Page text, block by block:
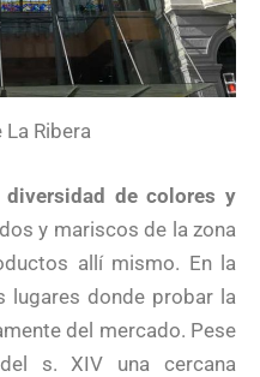
Ribera
diversidad de colores y
y mariscos de la zona
allí mismo. En la
lugares donde probar la
del mercado. Pese
s. XIV una cercana